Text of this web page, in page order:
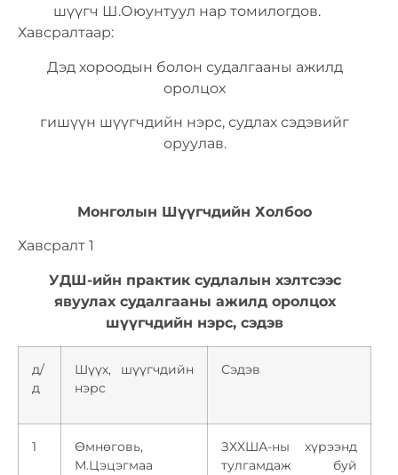
шүүгч Ш.Оюунтуул нар томилогдов.
Хавсралтаар:
Дэд хороодын болон судалгааны ажилд
оролцох
гишүүн шүүгчдийн нэрс, судлах сэдэвийг
оруулав.
Монголын Шүүгчдийн Холбоо
Хавсралт 1
УДШ-ийн практик судлалын хэлтсээс
явуулах судалгааны ажилд оролцох
шүүгчдийн нэрс, сэдэв
д/
д
Шүүх, шүүгчдийн
нэрс
Сэдэв
1
Өмнөговь,
М.Цэцэгмаа
ЗХХША-ны хүрээнд
тулгамдаж буй